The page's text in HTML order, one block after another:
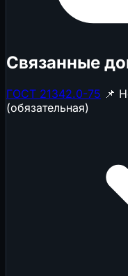
Связанные
ГОСТ 21342.0-75 📌
(обязательная)